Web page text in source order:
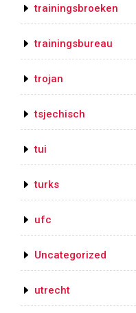
trainingsbroeken
trainingsbureau
trojan
tsjechisch
tui
turks
ufc
Uncategorized
utrecht